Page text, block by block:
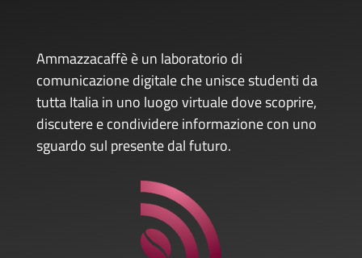
Ammazzacaffè è un laboratorio di
comunicazione digitale che unisce studenti da
tutta Italia in uno luogo virtuale dove scoprire,
discutere e condividere informazione con uno
sguardo sul presente dal futuro.